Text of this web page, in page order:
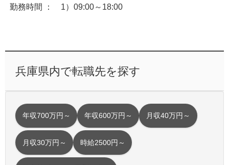
勤務時間 ： 1）09:00～18:00
兵庫県内で転職先を探す
年収700万円～ 年収600万円～ 月収40万円～
月収30万円～ 時給2500円～